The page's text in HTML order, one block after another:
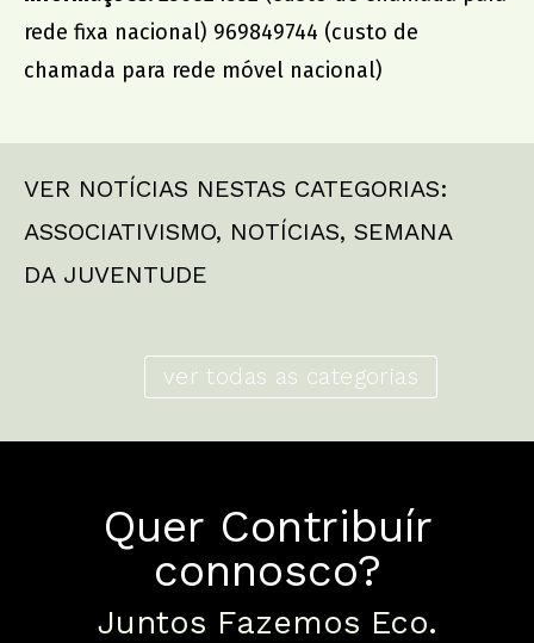
rede fixa nacional) 969849744 (custo de
chamada para rede móvel nacional)
VER NOTÍCIAS NESTAS CATEGORIAS:
ASSOCIATIVISMO, NOTÍCIAS, SEMANA
DA JUVENTUDE
ver todas as categorias
Quer Contribuír
connosco?
Juntos Fazemos Eco.